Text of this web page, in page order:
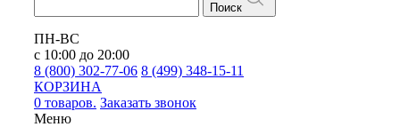
Поиск
ПН-ВС
с 10:00 до 20:00
8 (800) 302-77-06 8 (499) 348-15-11
КОРЗИНА
0 товаров. Заказать звонок
Меню